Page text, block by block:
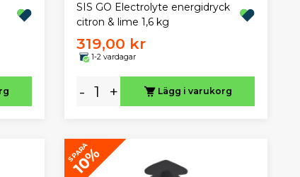
SIS GO Electrolyte energidryck
citron & lime 1,6 kg
319,00 kr
1-2 vardagar
- + Lägg i varukorg
SPARA
10%